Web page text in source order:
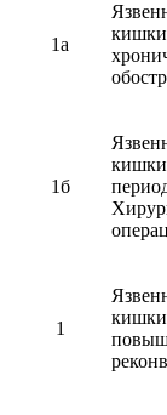
1a
кишки
1б
1